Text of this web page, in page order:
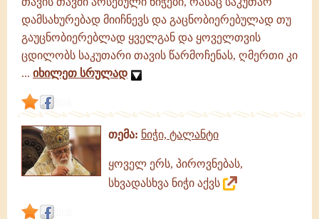
დამსახურებად მიიჩნევს და გაცნობიერებულად თუ
გაუცნობიერებლად ყველგან და ყოველთვის
ცდილობს საკუთარი თავის წარმოჩენას, ღმერთი კი
... იხილეთ სრულად
თემა: ნიჭი, ტალანტი
ყოველ ერს, პიროვნებას,
სხვადასხვა ნიჭი აქვს